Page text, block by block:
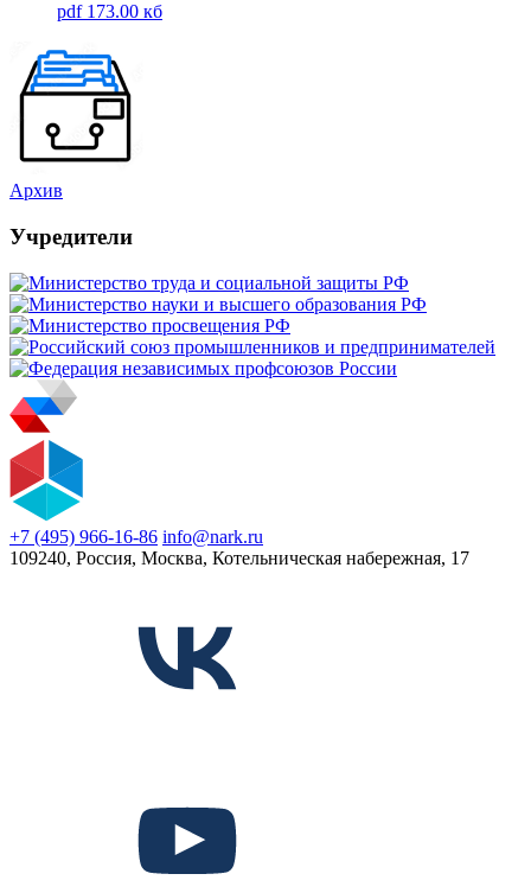
pdf 173.00 кб
Архив
Учредители
+7 (495) 966-16-86 info@nark.ru
109240, Россия, Москва, Котельническая набережная, 17